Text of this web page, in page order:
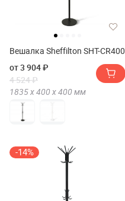
Вешалка Sheffilton SHT-CR400
от 3 904 ₽
4 524 ₽
1835 х400 х400 мм
-14%